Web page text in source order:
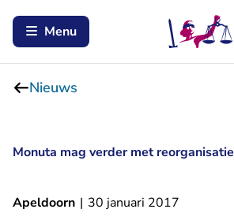
Menu
Nieuws
Monuta mag verder met reorganisatie
Apeldoorn | 30 januari 2017